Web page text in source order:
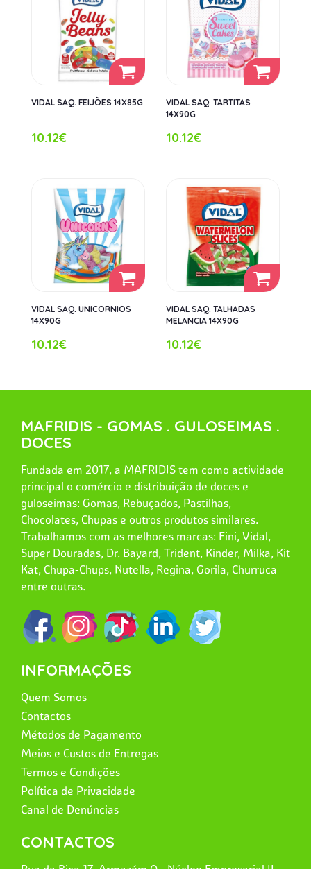
VIDAL SAQ. FEIJÕES 14X85G
10.12€
VIDAL SAQ. TARTITAS
14X90G
10.12€
VIDAL SAQ. UNICORNIOS
14X90G
10.12€
VIDAL SAQ. TALHADAS
MELANCIA 14X90G
10.12€
MAFRIDIS - GOMAS . GULOSEIMAS .
DOCES
Fundada em 2017, a MAFRIDIS tem como actividade
principal o comércio e distribuição de doces e
guloseimas: Gomas, Rebuçados, Pastilhas,
Chocolates, Chupas e outros produtos similares.
Trabalhamos com as melhores marcas: Fini, Vidal,
Super Douradas, Dr. Bayard, Trident, Kinder, Milka, Kit
Kat, Chupa-Chups, Nutella, Regina, Gorila, Churruca
entre outras.
INFORMAÇÕES
Quem Somos
Contactos
Métodos de Pagamento
Meios e Custos de Entregas
Termos e Condições
Política de Privacidade
Canal de Denúncias
CONTACTOS